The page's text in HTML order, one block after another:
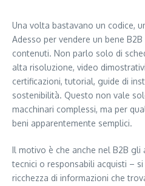
Una volta bastavano un codice,
Adesso per vendere un bene
contenuti. Non parlo solo di
alta risoluzione, video
certificazioni, tutorial, guide di
sostenibilità. Questo non vale
macchinari complessi, ma per
beni apparentemente semplici.
Il motivo è che anche nel B2B gli
tecnici o responsabili acquisti –
ricchezza di informazioni che